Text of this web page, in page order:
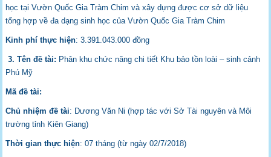
học tại Vườn Quốc Gia Tràm Chim và xây dựng được cơ sở dữ liệu
tổng hợp về đa dạng sinh học của Vườn Quốc Gia Tràm Chim
Kinh phí thực hiện: 3.391.043.000 đồng
3. Tên đề tài: Phân khu chức năng chi tiết Khu bảo tồn loài – sinh cảnh
Phú Mỹ
Mã đề tài:
Chủ nhiệm đề tài: Dương Văn Ni (hợp tác với Sở Tài nguyên và Môi
trường tỉnh Kiên Giang)
Thời gian thực hiện: 07 tháng (từ ngày 02/7/2018)